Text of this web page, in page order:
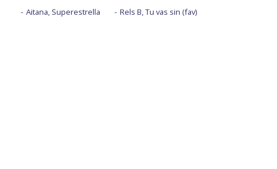
Aitana, Superestrella Rels B, Tu vas sin (fav)